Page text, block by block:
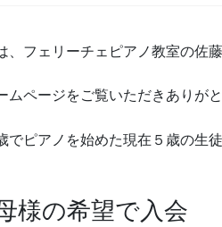
、フェリーチェピアノ教室の佐藤
ムページをご覧いただきありが
でピアノを始めた現在５歳の生
様の希望で入会